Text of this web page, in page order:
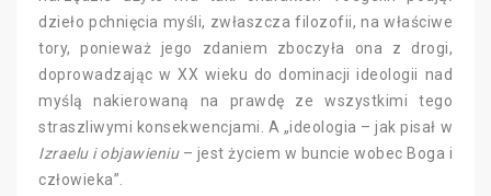
dzieło pchnięcia myśli, zwłaszcza filozofii, na właściwe
tory, ponieważ jego zdaniem zboczyła ona z drogi,
doprowadzając w XX wieku do dominacji ideologii nad
myślą nakierowaną na prawdę ze wszystkimi tego
straszliwymi konsekwencjami. A „ideologia – jak pisał w
Izraelu i objawieniu– jest życiem w buncie wobec Boga i
człowieka”.